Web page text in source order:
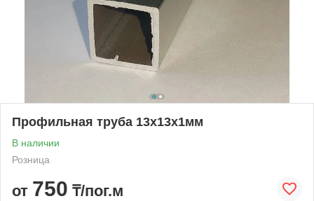
Профильная труба 13х13х1мм
В наличии
Розница
от 750 ₸/пог.м